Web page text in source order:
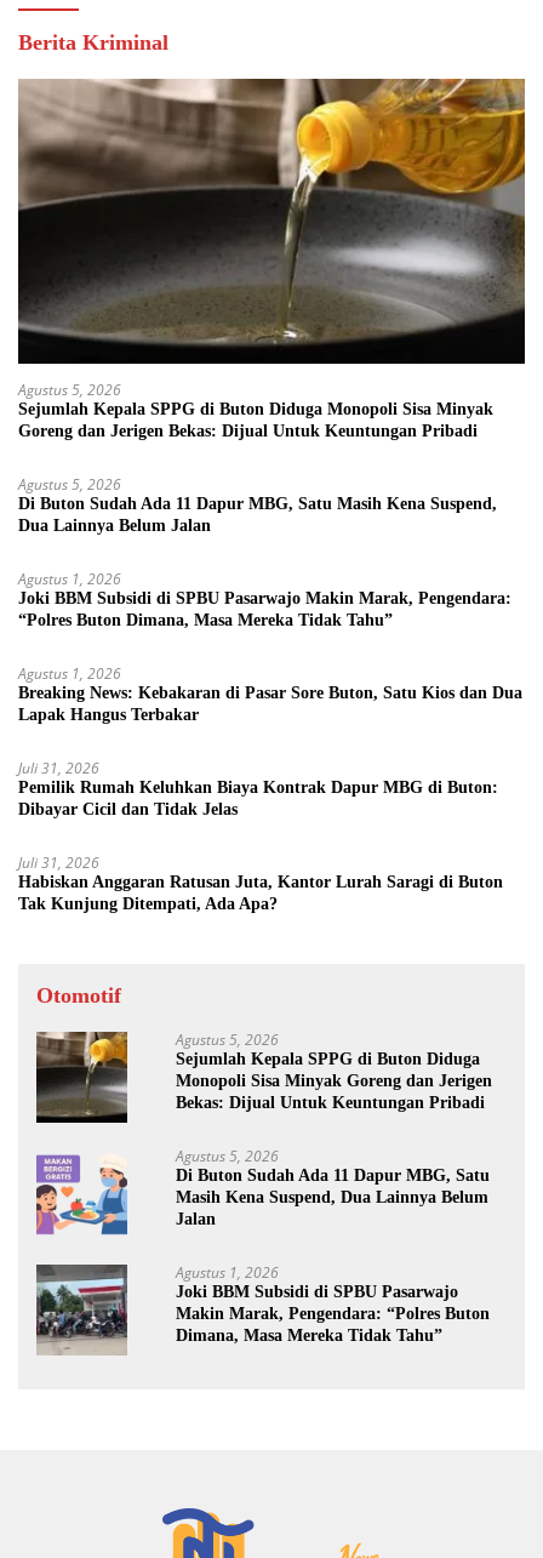
Berita Kriminal
Agustus 5, 2026
Sejumlah Kepala SPPG di Buton Diduga Monopoli Sisa Minyak
Goreng dan Jerigen Bekas: Dijual Untuk Keuntungan Pribadi
Agustus 5, 2026
Di Buton Sudah Ada 11 Dapur MBG, Satu Masih Kena Suspend,
Dua Lainnya Belum Jalan
Agustus 1, 2026
Joki BBM Subsidi di SPBU Pasarwajo Makin Marak, Pengendara:
“Polres Buton Dimana, Masa Mereka Tidak Tahu”
Agustus 1, 2026
Breaking News: Kebakaran di Pasar Sore Buton, Satu Kios dan Dua
Lapak Hangus Terbakar
Juli 31, 2026
Pemilik Rumah Keluhkan Biaya Kontrak Dapur MBG di Buton:
Dibayar Cicil dan Tidak Jelas
Juli 31, 2026
Habiskan Anggaran Ratusan Juta, Kantor Lurah Saragi di Buton
Tak Kunjung Ditempati, Ada Apa?
Otomotif
Agustus 5, 2026
Sejumlah Kepala SPPG di Buton Diduga
Monopoli Sisa Minyak Goreng dan Jerigen
Bekas: Dijual Untuk Keuntungan Pribadi
Agustus 5, 2026
Di Buton Sudah Ada 11 Dapur MBG, Satu
Masih Kena Suspend, Dua Lainnya Belum
Jalan
Agustus 1, 2026
Joki BBM Subsidi di SPBU Pasarwajo
Makin Marak, Pengendara: “Polres Buton
Dimana, Masa Mereka Tidak Tahu”